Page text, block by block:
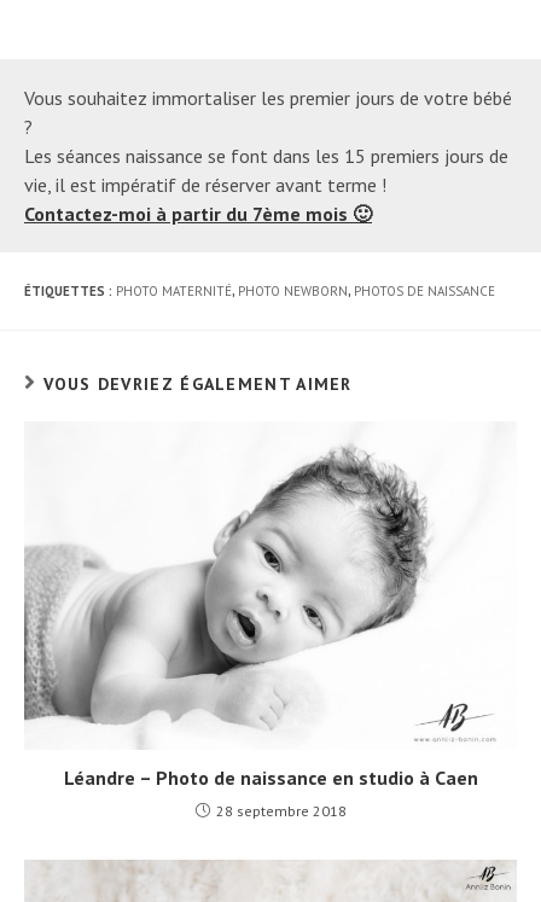
Vous souhaitez immortaliser les premier jours de votre bébé
?
Les séances naissance se font dans les 15 premiers jours de
vie, il est impératif de réserver avant terme !
Contactez-moi à partir du 7ème mois 🙂
ÉTIQUETTES : PHOTO MATERNITÉ, PHOTO NEWBORN, PHOTOS DE NAISSANCE
VOUS DEVRIEZ ÉGALEMENT AIMER
Léandre – Photo de naissance en studio à Caen
28 septembre 2018